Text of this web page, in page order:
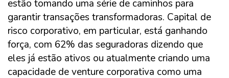
estão tomando uma série de caminhos para
garantir transações transformadoras. Capital de
risco corporativo, em particular, está ganhando
força, com 62% das seguradoras dizendo que
eles já estão ativos ou atualmente criando uma
capacidade de venture corporativa como uma